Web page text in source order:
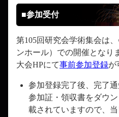
■参加受付
第105回研究会学術集会は
ンホール）での開催となり
大会HPにて事前参加登録が
参加登録完了後、完了
参加証・領収書をダウ
載されていますので、